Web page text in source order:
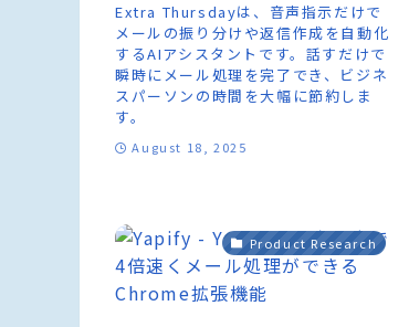
Extra Thursdayは、音声指示だけで
メールの振り分けや返信作成を自動化
するAIアシスタントです。話すだけで
瞬時にメール処理を完了でき、ビジネ
スパーソンの時間を大幅に節約しま
す。
August 18, 2025
Product Research